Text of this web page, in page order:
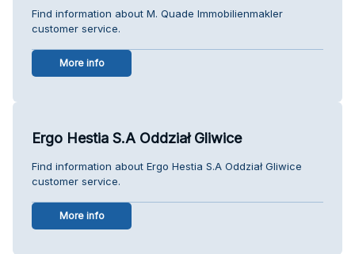
Find information about M. Quade Immobilienmakler
customer service.
More info
Ergo Hestia S.A Oddział Gliwice
Find information about Ergo Hestia S.A Oddział Gliwice
customer service.
More info